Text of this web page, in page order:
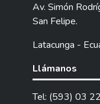
se
Av. Simón
San Felipe.
Latacunga -
Llámanos
Tel: (593) 03